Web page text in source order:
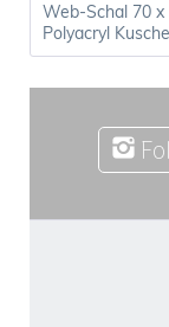
Web-Schal 70 x
Polyacryl